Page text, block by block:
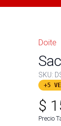
Doite
SKU:
+5
$
Precio